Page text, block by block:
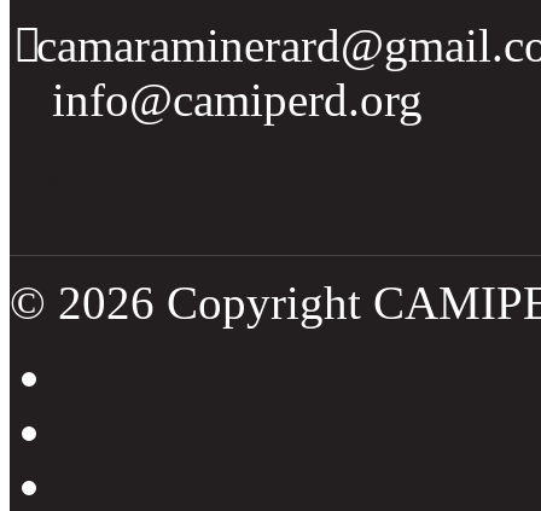
info@camiperd.org
© 2026 Copyright